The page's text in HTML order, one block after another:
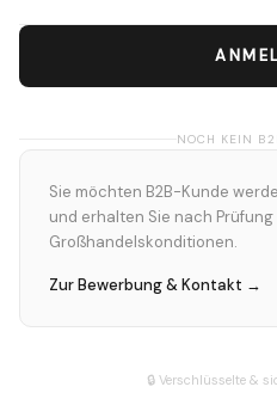
NOCH KEIN
Sie möchten B2B-Kunde
und erhalten Sie nach
Großhandelskonditionen.
Zur Bewerbung & Kontakt →
🔒 Verschlüsselte &